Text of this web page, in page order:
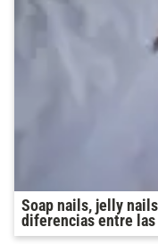
Soap nails, jelly
diferencias entre